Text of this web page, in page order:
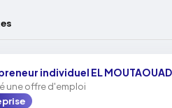
individuel EL
une offre d'emploi